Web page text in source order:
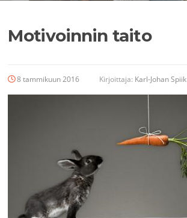
Motivoinnin taito
8 tammikuun 2016 Kirjoittaja: Karl-Johan Spiik